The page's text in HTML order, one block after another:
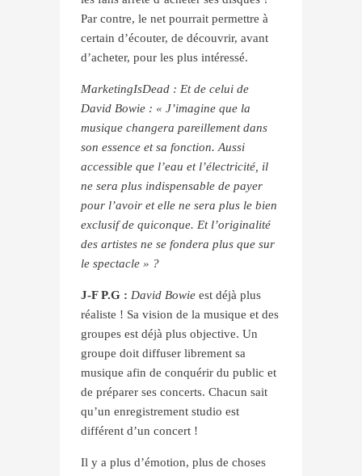
Par contre, le net pourrait permettre à
certain d’écouter, de découvrir, avant
d’acheter, pour les plus intéressé.
MarketingIsDead : Et de celui de
David Bowie : « J’imagine que la
musique changera pareillement dans
son essence et sa fonction. Aussi
accessible que l’eau et l’électricité, il
ne sera plus indispensable de payer
pour l’avoir et elle ne sera plus le bien
exclusif de quiconque. Et l’originalité
des artistes ne se fondera plus que sur
le spectacle » ?
J-F P.G : David Bowie est déjà plus
réaliste ! Sa vision de la musique et des
groupes est déjà plus objective. Un
groupe doit diffuser librement sa
musique afin de conquérir du public et
de préparer ses concerts. Chacun sait
qu’un enregistrement studio est
différent d’un concert !
Il y a plus d’émotion, plus de choses